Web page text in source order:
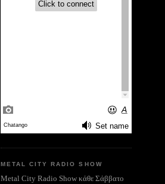
METAL CITY RADIO SHOW
Metal City Radio Show κάθε Σάββατο